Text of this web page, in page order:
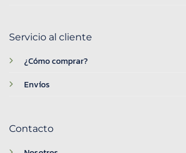
Servicio al cliente
¿Cómo comprar?
Envíos
Contacto